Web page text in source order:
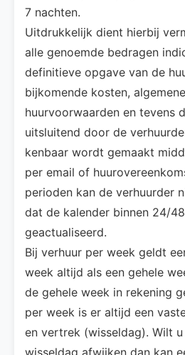
7 nachten.
Uitdrukkelijk dient hierbij
alle genoemde bedragen
definitieve opgave van de
bijkomende kosten,
huurvoorwaarden en tevens
uitsluitend door de
kenbaar wordt gemaakt
per email of
perioden kan de verhuurder
dat de kalender binnen 24/
geactualiseerd.
Bij verhuur per week geldt
week altijd als een gehele
de gehele week in rekening
per week is er altijd een
en vertrek (wisseldag). Wilt
wisseldag afwijken dan kan